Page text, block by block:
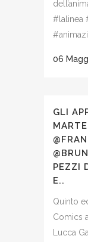
#lalinea
06
GLI
PEZZI
E..
Quinto
Comics
Lucca